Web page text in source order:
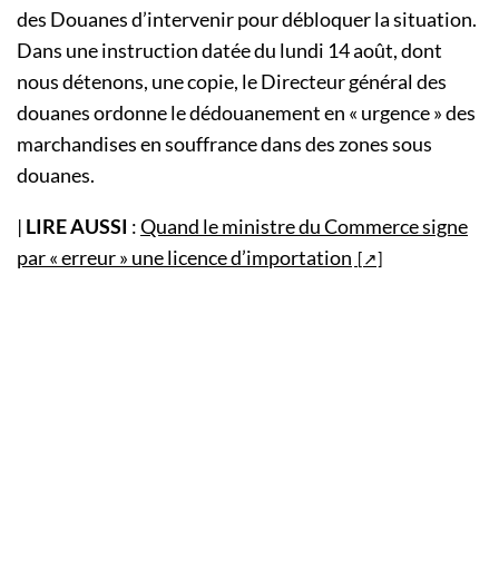
des Douanes d’intervenir pour débloquer la situation.
Dans une instruction datée du lundi 14 août, dont
nous détenons, une copie, le Directeur général des
douanes ordonne le dédouanement en « urgence » des
marchandises en souffrance dans des zones sous
douanes.
| LIRE AUSSI :Quand le ministre du Commerce signe
par « erreur » une licence d’importation